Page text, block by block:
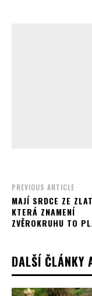
PREVIOUS ARTICLE
MAJÍ SRDCE ZE
KTERÁ ZNAMENÍ
ZVĚROKRUHU TO
DALŠÍ ČLÁNKY